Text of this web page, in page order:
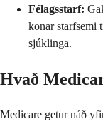
Félagsstarf:
konar starfsemi
sjúklinga.
Hvað
Medicare getur náð